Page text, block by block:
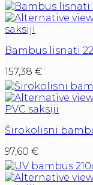
Bambus lisnati
157,38 €
Širokolisni
97,60 €